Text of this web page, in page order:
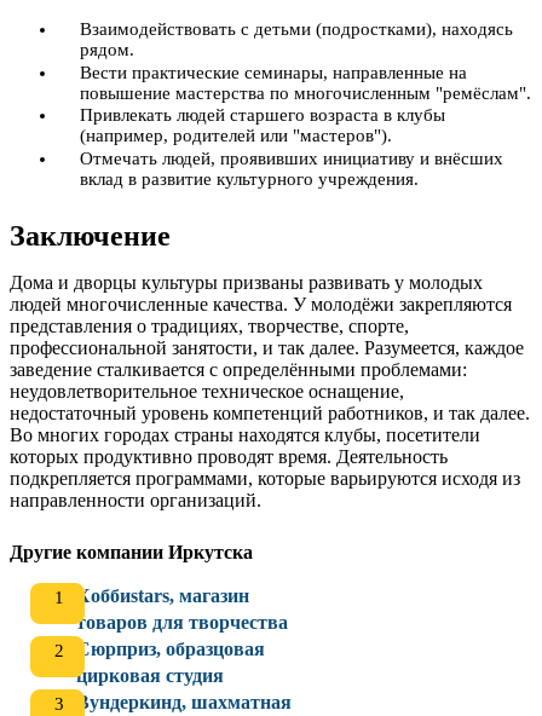
Взаимодействовать с детьми (подростками), находясь
рядом.
Вести практические семинары, направленные на
повышение мастерства по многочисленным "ремёслам".
Привлекать людей старшего возраста в клубы
(например, родителей или "мастеров").
Отмечать людей, проявивших инициативу и внёсших
вклад в развитие культурного учреждения.
Заключение
Дома и дворцы культуры призваны развивать у молодых
людей многочисленные качества. У молодёжи закрепляются
представления о традициях, творчестве, спорте,
профессиональной занятости, и так далее. Разумеется, каждое
заведение сталкивается с определёнными проблемами:
неудовлетворительное техническое оснащение,
недостаточный уровень компетенций работников, и так далее.
Во многих городах страны находятся клубы, посетители
которых продуктивно проводят время. Деятельность
подкрепляется программами, которые варьируются исходя из
направленности организаций.
Другие компании Иркутска
Хоббиstars, магазин
товаров для творчества
Сюрприз, образцовая
цирковая студия
Вундеркинд, шахматная